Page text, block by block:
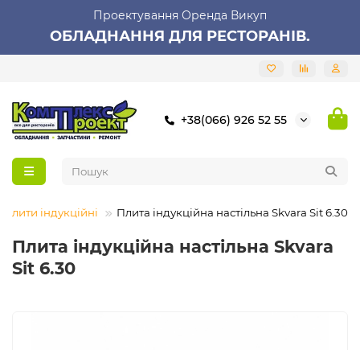
Проектування Оренда Викуп
ОБЛАДНАННЯ ДЛЯ РЕСТОРАНІВ.
+38(066) 926 52 55
Плити індукційні Плита індукційна настільна Skvara Sit 6.30
Плита індукційна настільна Skvara
Sit 6.30